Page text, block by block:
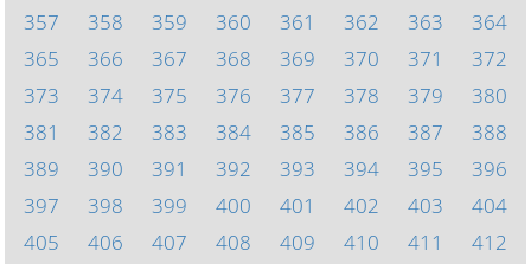
357
358 359 360 361 362 363
364
365
366 367 368 369 370 371
372
373
374 375 376 377 378 379
380
381
382 383 384 385 386 387
388
389
390 391 392 393 394 395
396
397
398 399 400 401 402 403
404
405
406 407 408 409 410 411
412